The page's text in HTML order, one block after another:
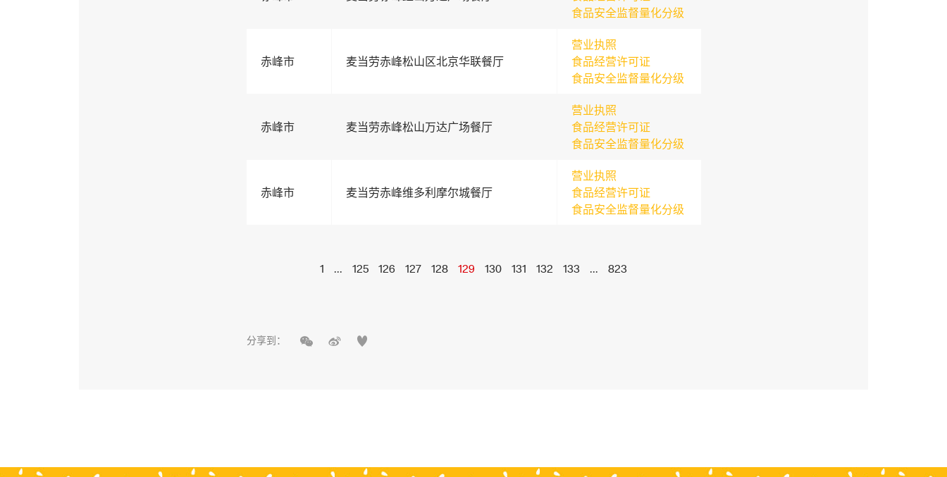
食品安全监督量化分级
赤峰市 麦当劳赤峰松山区北京华联餐厅
营业执照
食品经营许可证
食品安全监督量化分级
赤峰市 麦当劳赤峰松山万达广场餐厅
营业执照
食品经营许可证
食品安全监督量化分级
赤峰市 麦当劳赤峰维多利摩尔城餐厅
营业执照
食品经营许可证
食品安全监督量化分级
1 ... 125 126 127 128 129 130 131 132 133 ... 823
分享到：   